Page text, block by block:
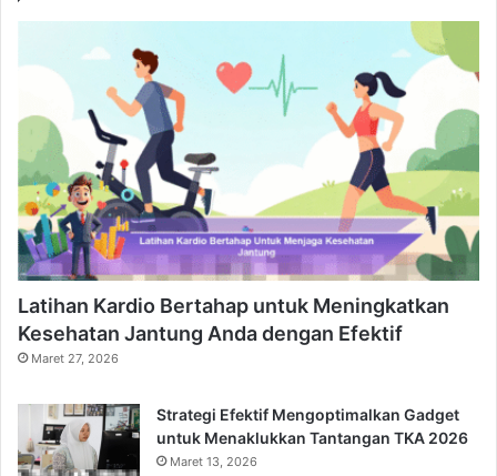
Latihan Kardio Bertahap untuk Meningkatkan
Kesehatan Jantung Anda dengan Efektif
Maret 27, 2026
Strategi Efektif Mengoptimalkan Gadget
untuk Menaklukkan Tantangan TKA 2026
Maret 13, 2026